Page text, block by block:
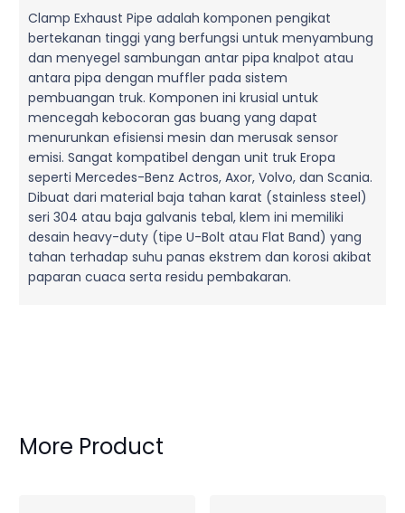
Clamp Exhaust Pipe adalah komponen pengikat
bertekanan tinggi yang berfungsi untuk menyambung
dan menyegel sambungan antar pipa knalpot atau
antara pipa dengan muffler pada sistem
pembuangan truk. Komponen ini krusial untuk
mencegah kebocoran gas buang yang dapat
menurunkan efisiensi mesin dan merusak sensor
emisi. Sangat kompatibel dengan unit truk Eropa
seperti Mercedes-Benz Actros, Axor, Volvo, dan Scania.
Dibuat dari material baja tahan karat (stainless steel)
seri 304 atau baja galvanis tebal, klem ini memiliki
desain heavy-duty (tipe U-Bolt atau Flat Band) yang
tahan terhadap suhu panas ekstrem dan korosi akibat
paparan cuaca serta residu pembakaran.
More Product